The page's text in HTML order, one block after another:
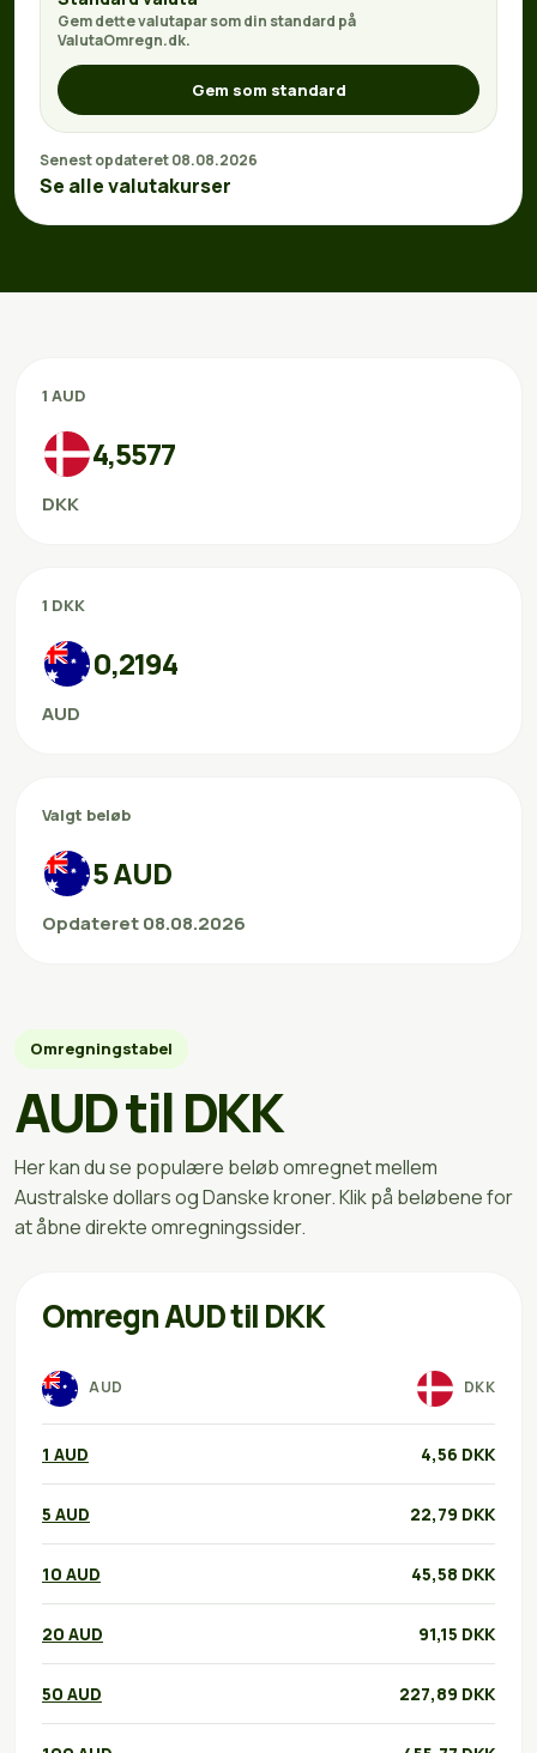
Gem dette valutapar som din standard på
ValutaOmregn.dk.
Gem som standard
Senest opdateret 08.08.2026
Se alle valutakurser
1 AUD
4,5577
DKK
1 DKK
0,2194
AUD
Valgt beløb
5 AUD
Opdateret 08.08.2026
Omregningstabel
AUD til DKK
Her kan du se populære beløb omregnet mellem
Australske dollars og Danske kroner. Klik på beløbene for
at åbne direkte omregningssider.
Omregn AUD til DKK
AUD DKK
1 AUD 4,56 DKK
5 AUD 22,79 DKK
10 AUD 45,58 DKK
20 AUD 91,15 DKK
50 AUD 227,89 DKK